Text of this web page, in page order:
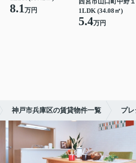
8.1万円
1LDK (34.08㎡)
5.4万円
神戸市兵庫区の賃貸物件一覧 プ